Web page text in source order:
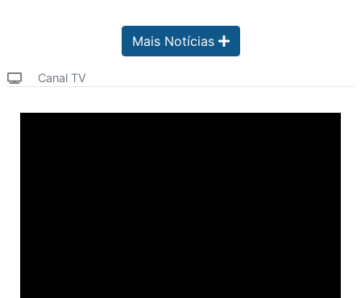
Mais Notícias
Canal TV